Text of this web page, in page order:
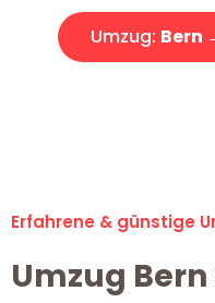
Umzug: Bern
Erfahrene & günstige
Umzug